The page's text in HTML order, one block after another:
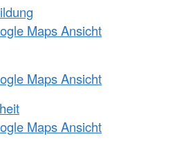
Maps Ansicht
Maps Ansicht
Maps Ansicht